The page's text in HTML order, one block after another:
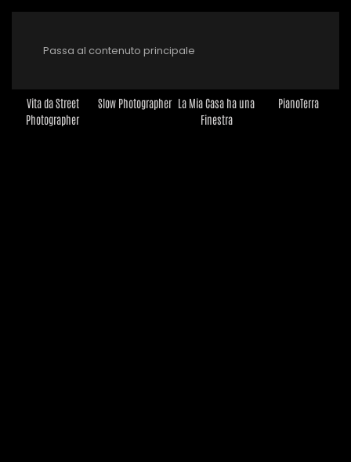
Passa al contenuto principale
Vita da Street
Photographer
Slow Photographer La Mia Casa ha una
Finestra
PianoTerra